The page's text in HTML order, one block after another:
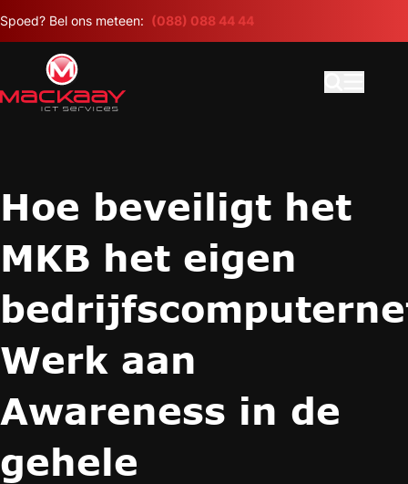
Spoed? Bel ons meteen: (088) 088 44 44
Hoe beveiligt het
MKB het eigen
Werk aan
Awareness in de
gehele